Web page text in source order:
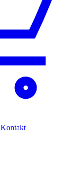
Kontakt